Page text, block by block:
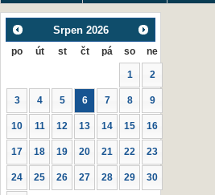
Srpen 2026
po út st čt pá so ne
1 2
3 4 5 6 7 8 9
10 11 12 13 14 15 16
17 18 19 20 21 22 23
24 25 26 27 28 29 30